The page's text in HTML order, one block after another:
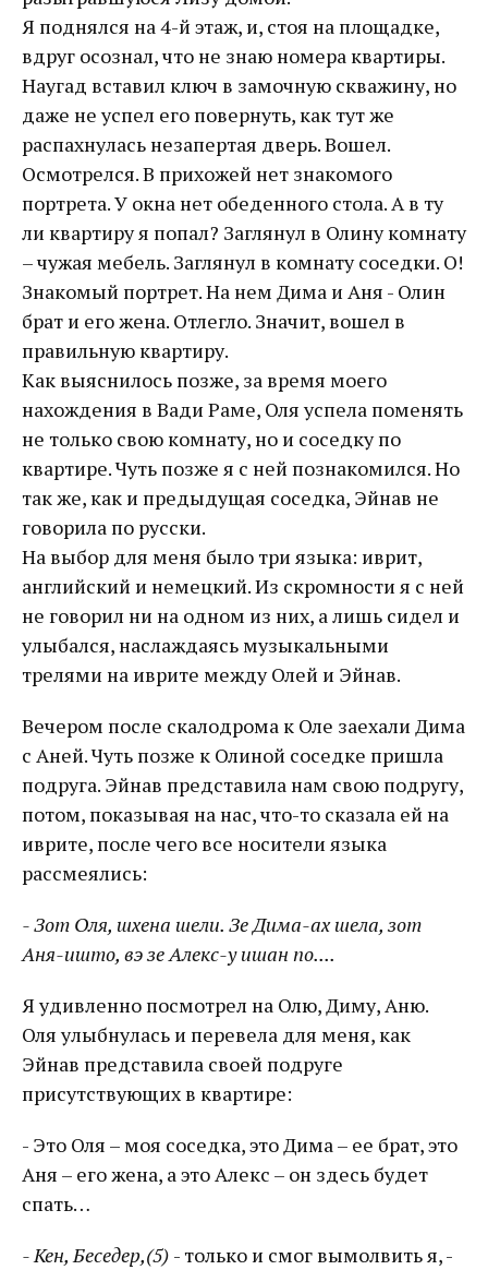
Я поднялся на 4-й этаж, и, стоя на площадке,
вдруг осознал, что не знаю номера квартиры.
Наугад вставил ключ в замочную скважину, но
даже не успел его повернуть, как тут же
распахнулась незапертая дверь. Вошел.
Осмотрелся. В прихожей нет знакомого
портрета. У окна нет обеденного стола. А в ту
ли квартиру я попал? Заглянул в Олину комнату
– чужая мебель. Заглянул в комнату соседки. О!
Знакомый портрет. На нем Дима и Аня - Олин
брат и его жена. Отлегло. Значит, вошел в
правильную квартиру.
Как выяснилось позже, за время моего
нахождения в Вади Раме, Оля успела поменять
не только свою комнату, но и соседку по
квартире. Чуть позже я с ней познакомился. Но
так же, как и предыдущая соседка, Эйнав не
говорила по русски.
На выбор для меня было три языка: иврит,
английский и немецкий. Из скромности я с ней
не говорил ни на одном из них, а лишь сидел и
улыбался, наслаждаясь музыкальными
трелями на иврите между Олей и Эйнав.
Вечером после скалодрома к Оле заехали Дима
с Аней. Чуть позже к Олиной соседке пришла
подруга. Эйнав представила нам свою подругу,
потом, показывая на нас, что-то сказала ей на
иврите, после чего все носители языка
рассмеялись:
- Зот Оля, шхена шели. Зе Дима-ах шела, зот
Аня-ишто, вэ зе Алекс-у ишан по....
Я удивленно посмотрел на Олю, Диму, Аню.
Оля улыбнулась и перевела для меня, как
Эйнав представила своей подруге
присутствующих в квартире:
- Это Оля – моя соседка, это Дима – ее брат, это
Аня – его жена, а это Алекс – он здесь будет
спать…
- Кен, Беседер,(5) - только и смог вымолвить я, -